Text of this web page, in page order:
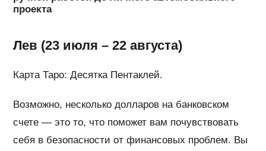
проекта
Лев (23 июля – 22 августа)
Карта Таро: Десятка Пентаклей.
Возможно, несколько долларов на банковском
счете — это то, что поможет вам почувствовать
себя в безопасности от финансовых проблем. Вы